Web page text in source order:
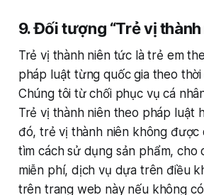
9. Đối tượng “Trẻ vị thành
Trẻ vị thành niên tức là trẻ em
pháp luật từng quốc gia theo
Chúng tôi từ chối phục vụ cá
Trẻ vị thành niên theo pháp luật
đó, trẻ vị thành niên không được
tìm cách sử dụng sản phẩm, cho
miễn phí, dịch vụ dựa trên điều
trên trang web này nếu không